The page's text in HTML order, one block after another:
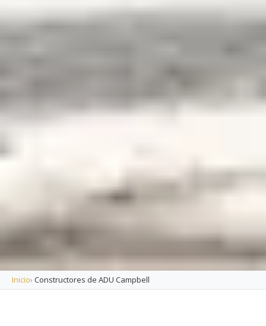
Inicio› Constructores de ADU Campbell